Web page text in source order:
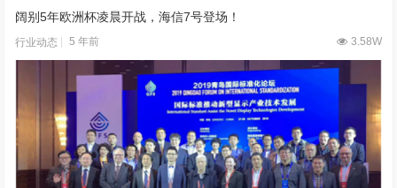
阔别5年欧洲杯凌晨开战，海信7号登场！
行业动态 5 年前 3.58W